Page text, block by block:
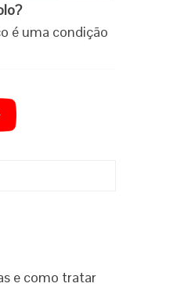
é uma condição
e como tratar